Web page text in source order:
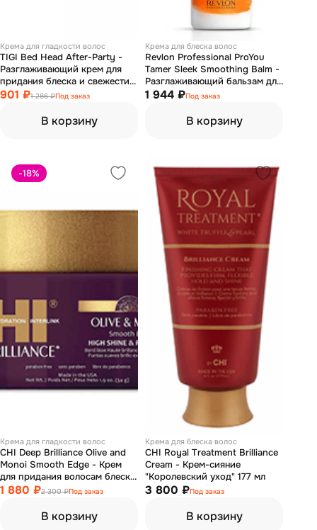
Крема для гладкости волос
TIGI Bed Head After-Party -
Разглаживающий крем для
придания блеска и свежести
волосам 50 мл
901 ₽1 286 ₽Под заказ
В корзину
Крема для блеска волос
Revlon Professional ProYou
Tamer Sleek Smoothing Balm -
Разглаживающий бальзам для
контроля укладки и блеска
1 944 ₽Под заказ
В корзину
-18%
Крема для гладкости волос
CHI Deep Brilliance Olive and
Monoi Smooth Edge - Крем
для придания волосам блеска
и гладкой эластичной
1 880 ₽2 300 ₽Под заказ
В корзину
Крема для блеска волос
CHI Royal Treatment Brilliance
Cream - Крем-сияние
"Королевский уход" 177 мл
3 800 ₽Под заказ
В корзину